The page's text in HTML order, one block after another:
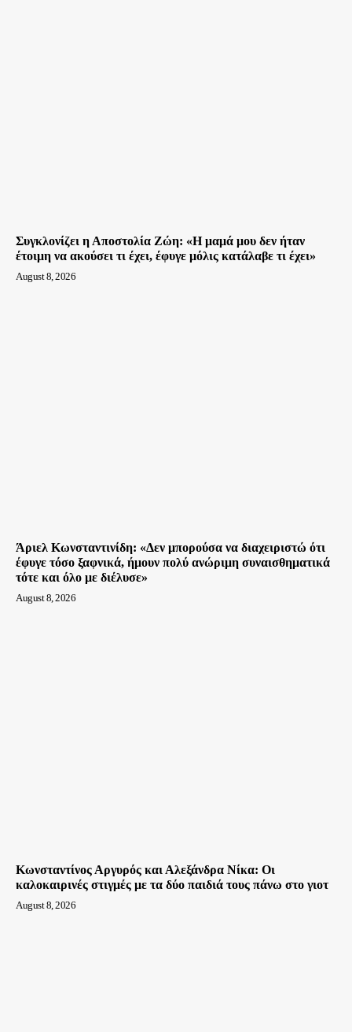
Συγκλονίζει η Αποστολία Ζώη: «Η μαμά μου δεν ήταν
έτοιμη να ακούσει τι έχει, έφυγε μόλις κατάλαβε τι έχει»
August 8, 2026
Άριελ Κωνσταντινίδη: «Δεν μπορούσα να διαχειριστώ ότι
έφυγε τόσο ξαφνικά, ήμουν πολύ ανώριμη συναισθηματικά
τότε και όλο με διέλυσε»
August 8, 2026
Κωνσταντίνος Αργυρός και Αλεξάνδρα Νίκα: Οι
καλοκαιρινές στιγμές με τα δύο παιδιά τους πάνω στο γιοτ
August 8, 2026